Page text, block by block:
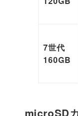
7世代
160GB
microSD